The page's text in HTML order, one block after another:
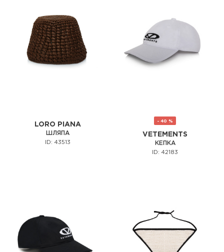
LORO PIANA
ШЛЯПА
ID: 43513
- 40 %
VETEMENTS
КЕПКА
ID: 42183